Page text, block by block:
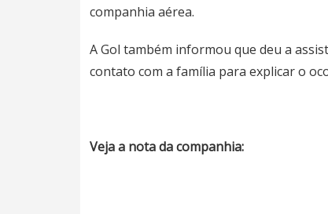
companhia aérea.
A Gol também informou que deu a
contato com a família para explicar o
Veja a nota da companhia: